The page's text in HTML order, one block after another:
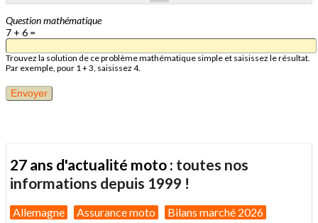
Question mathématique
7 + 6 =
Trouvez la solution de ce problème mathématique simple et saisissez le résultat.
Par exemple, pour 1 + 3, saisissez 4.
27 ans d'actualité moto : toutes nos
informations depuis 1999 !
Allemagne Assurance moto Bilans marché 2026